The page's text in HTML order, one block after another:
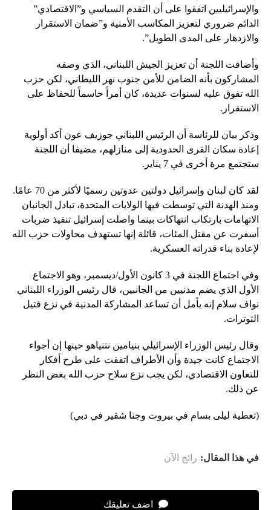
والإسرائيليين اتفقوا على أن التقدم السياسي و”الاقتصادي”
الدائم ضروري لتعزيز المكاسب الأمنية و”ضمان الاستقرار
والازدهار على المدى الطويل”.
وأضافت اللجنة أن تعزيز الجيش اللبناني، الذي وصفه
المشاركون بأنه الضامن للأمن جنوب نهر الليطاني، لكن حزب
الله تفوق عليه لسنوات عديدة، كان أمراً حاسماً للحفاظ على
الاستقرار.
وذكر بيان للرئاسة أن الرئيس اللبناني جوزيف عون أكد أولوية
إعادة سكان القرى الحدودية إلى منازلهم، مضيفا أن اللجنة
ستجتمع مرة أخرى في 7 يناير.
لقد كان لبنان وإسرائيل دولتين عدوتين رسميًا لأكثر من 70 عامًا.
ومنذ الهدنة التي توسطت فيها الولايات المتحدة، تبادل الجانبان
الاتهامات بارتكاب انتهاكات بينما واصلت إسرائيل تنفيذ ضربات
أسفرت عن مقتل المئات، قائلة إنها تستهدف محاولات حزب الله
لإعادة بناء قدراته العسكرية.
وفي اجتماع اللجنة في 3 كانون الأول/ديسمبر، وهو الاجتماع
الأول الذي يضم مدنيين من الجانبين، قال رئيس الوزراء اللبناني
نواف سلام إنه يأمل أن تساعد المشاركة المدنية في نزع فتيل
التوترات.
وقال رئيس الوزراء الإسرائيلي بنيامين نتنياهو حينها إن أجواء
الاجتماع كانت جيدة وأن الأطراف اتفقت على طرح أفكار
للتعاون الاقتصادي، لكن يجب نزع سلاح حزب الله بغض النظر
عن ذلك.
(تغطية ليلى بسام في بيروت وجنا شقير في دبي)
في هذا المقال: رائج الآن
اضف تعليقك